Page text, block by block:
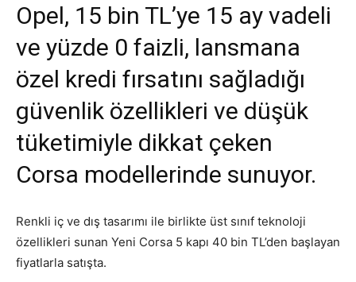
Opel, 15 bin TL’ye 15 ay vadeli
ve yüzde 0 faizli, lansmana
özel kredi fırsatını sağladığı
güvenlik özellikleri ve düşük
tüketimiyle dikkat çeken
Corsa modellerinde sunuyor.
Renkli iç ve dış tasarımı ile birlikte üst sınıf teknoloji
özellikleri sunan Yeni Corsa 5 kapı 40 bin TL’den başlayan
fiyatlarla satışta.